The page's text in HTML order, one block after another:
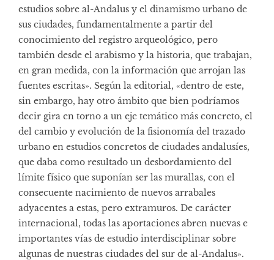
estudios sobre al-Andalus y el dinamismo urbano de
sus ciudades, fundamentalmente a partir del
conocimiento del registro arqueológico, pero
también desde el arabismo y la historia, que trabajan,
en gran medida, con la información que arrojan las
fuentes escritas». Según la editorial, «dentro de este,
sin embargo, hay otro ámbito que bien podríamos
decir gira en torno a un eje temático más concreto, el
del cambio y evolución de la fisionomía del trazado
urbano en estudios concretos de ciudades andalusíes,
que daba como resultado un desbordamiento del
límite físico que suponían ser las murallas, con el
consecuente nacimiento de nuevos arrabales
adyacentes a estas, pero extramuros. De carácter
internacional, todas las aportaciones abren nuevas e
importantes vías de estudio interdisciplinar sobre
algunas de nuestras ciudades del sur de al-Andalus».